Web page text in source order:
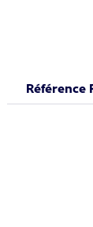
Référence